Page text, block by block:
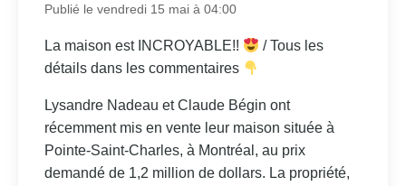
Publié le vendredi 15 mai à 04:00
La maison est INCROYABLE!!
/ Tous les
détails dans les commentaires
Lysandre Nadeau et Claude Bégin ont
récemment mis en vente leur maison située à
Pointe-Saint-Charles, à Montréal, au prix
demandé de 1,2 million de dollars. La propriété,